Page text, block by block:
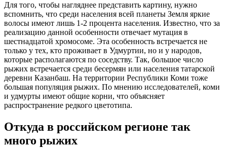
Для того, чтобы нагляднее представить картину, нужно
вспомнить, что среди населения всей планеты Земля яркие
волосы имеют лишь 1-2 процента населения. Известно, что за
реализацию данной особенности отвечает мутация в
шестнадцатой хромосоме. Эта особенность встречается не
только у тех, кто проживает в Удмуртии, но и у народов,
которые располагаются по соседству. Так, большое число
рыжих встречается среди бесермян или населения татарской
деревни Казанбаш. На территории Республики Коми тоже
большая популяция рыжих. По мнению исследователей, коми
и удмурты имеют общие корни, что объясняет
распространение редкого цветотипа.
Откуда в российском регионе так
много рыжих